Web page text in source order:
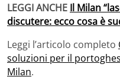
LEGGI ANCHE Il Milan
discutere: ecco cosa è
Leggi l’articolo completo
soluzioni per il
Milan.